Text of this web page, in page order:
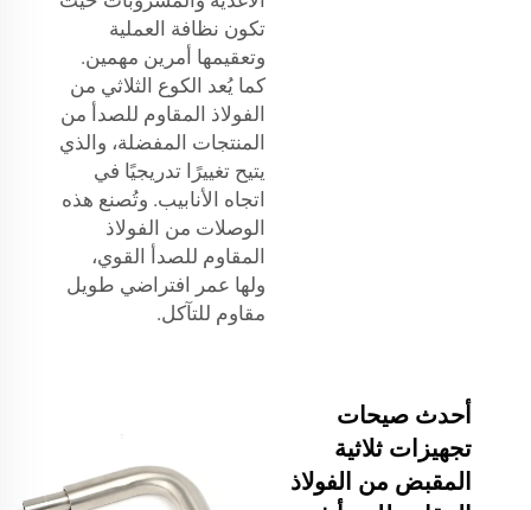
تكون نظافة العملية
وتعقيمها أمرين مهمين.
كما يُعد الكوع الثلاثي من
الفولاذ المقاوم للصدأ من
المنتجات المفضلة، والذي
يتيح تغييرًا تدريجيًا في
اتجاه الأنابيب. وتُصنع هذه
الوصلات من الفولاذ
المقاوم للصدأ القوي،
ولها عمر افتراضي طويل
مقاوم للتآكل.
أحدث صيحات
تجهيزات ثلاثية
المقبض من الفولاذ